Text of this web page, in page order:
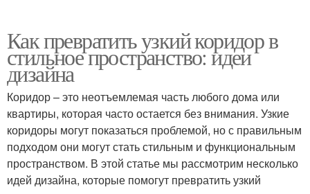
Как превратить узкий коридор в
стильное пространство: идеи
дизайна
Коридор – это неотъемлемая часть любого дома или
квартиры, которая часто остается без внимания. Узкие
коридоры могут показаться проблемой, но с правильным
подходом они могут стать стильным и функциональным
пространством. В этой статье мы рассмотрим несколько
идей дизайна, которые помогут превратить узкий